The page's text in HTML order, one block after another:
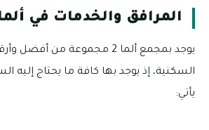
المرافق والخدمات في ألما
يوجد بمجمع ألما 2 مجموعة من
السكنية، إذ يوجد بها كافة ما يحتاج إليه
يأتي: